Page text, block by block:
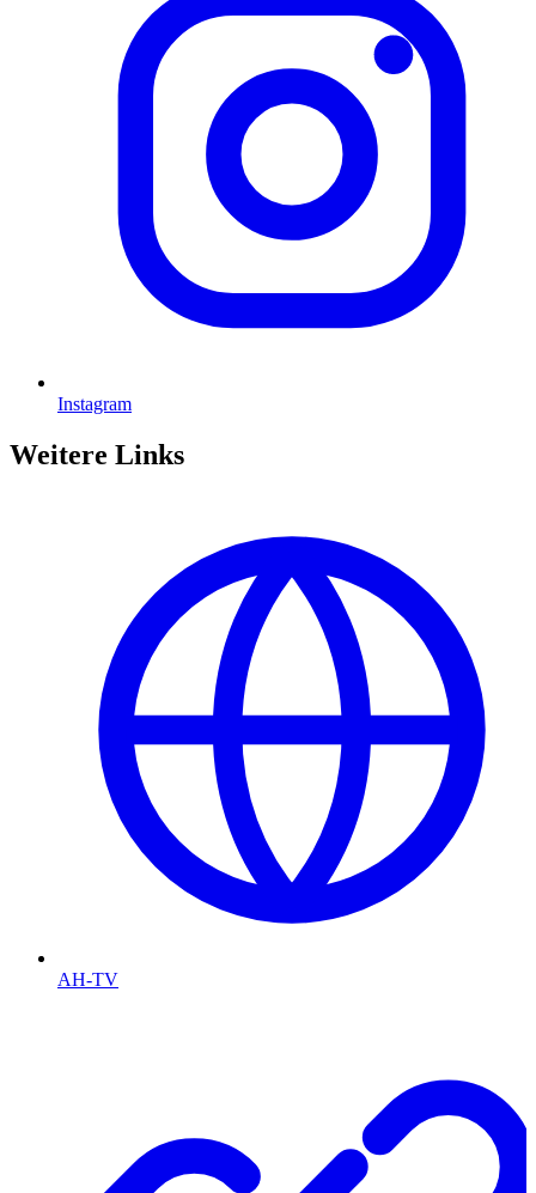
Instagram
Weitere Links
AH-TV